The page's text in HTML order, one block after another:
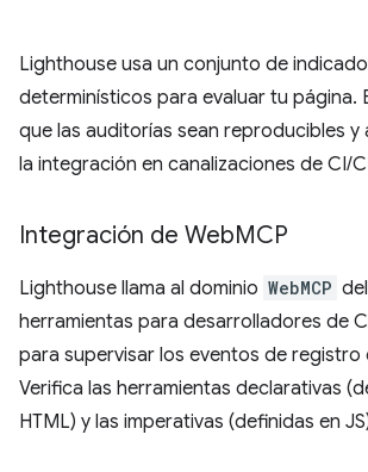
Lighthouse usa un conjunto de
determinísticos para evaluar tu página.
que las auditorías sean reproducibles y
la integración en canalizaciones de CI/
Integración de WebMCP
Lighthouse llama al dominio WebMCP
herramientas para desarrolladores de
para supervisar los eventos de registro
Verifica las herramientas declarativas
HTML) y las imperativas (definidas en